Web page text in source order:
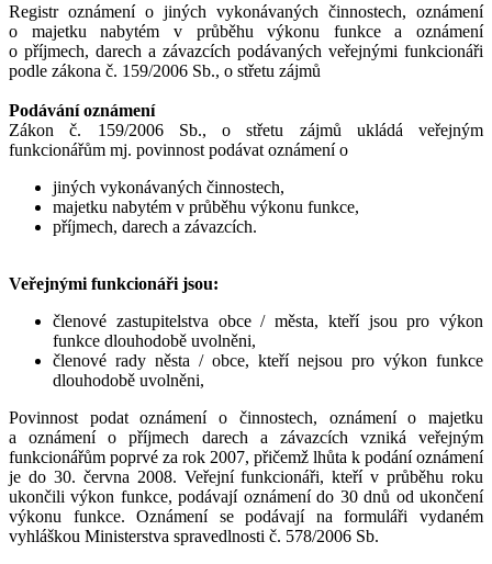
Registr oznámení o jiných vykonávaných činnostech, oznámení
o majetku nabytém v průběhu výkonu funkce a oznámení
o příjmech, darech a závazcích podávaných veřejnými funkcionáři
podle zákona č. 159/2006 Sb., o střetu zájmů
Podávání oznámení
Zákon č. 159/2006 Sb., o střetu zájmů ukládá veřejným
funkcionářům mj. povinnost podávat oznámení o
jiných vykonávaných činnostech,
majetku nabytém v průběhu výkonu funkce,
příjmech, darech a závazcích.
Veřejnými funkcionáři jsou:
členové zastupitelstva obce / města, kteří jsou pro výkon
funkce dlouhodobě uvolněni,
členové rady něsta / obce, kteří nejsou pro výkon funkce
dlouhodobě uvolněni,
Povinnost podat oznámení o činnostech, oznámení o majetku
a oznámení o příjmech darech a závazcích vzniká veřejným
funkcionářům poprvé za rok 2007, přičemž lhůta k podání oznámení
je do 30. června 2008. Veřejní funkcionáři, kteří v průběhu roku
ukončili výkon funkce, podávají oznámení do 30 dnů od ukončení
výkonu funkce. Oznámení se podávají na formuláři vydaném
vyhláškou Ministerstva spravedlnosti č. 578/2006 Sb.